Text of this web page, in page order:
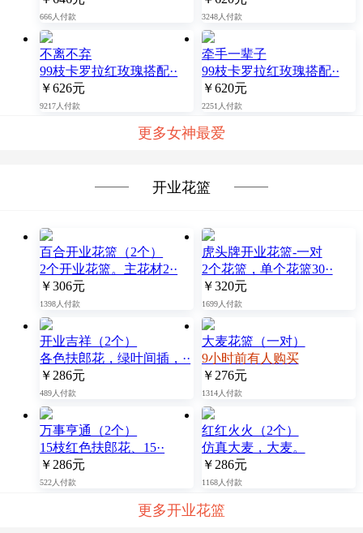
666人付款 3248人付款
不离不弃
99枝卡罗拉红玫瑰搭配··
￥626元
9217人付款
牵手一辈子
99枝卡罗拉红玫瑰搭配··
￥620元
2251人付款
更多女神最爱
开业花篮
百合开业花篮（2个）
2个开业花篮。主花材2··
￥306元
1398人付款
虎头牌开业花篮-一对
2个花篮，单个花篮30··
￥320元
1699人付款
开业吉祥（2个）
各色扶郎花，绿叶间插，··
￥286元
489人付款
大麦花篮（一对）
9小时前有人购买
￥276元
1314人付款
万事亨通（2个）
15枝红色扶郎花、15··
￥286元
522人付款
红红火火（2个）
仿真大麦，大麦。
￥286元
1168人付款
更多开业花篮